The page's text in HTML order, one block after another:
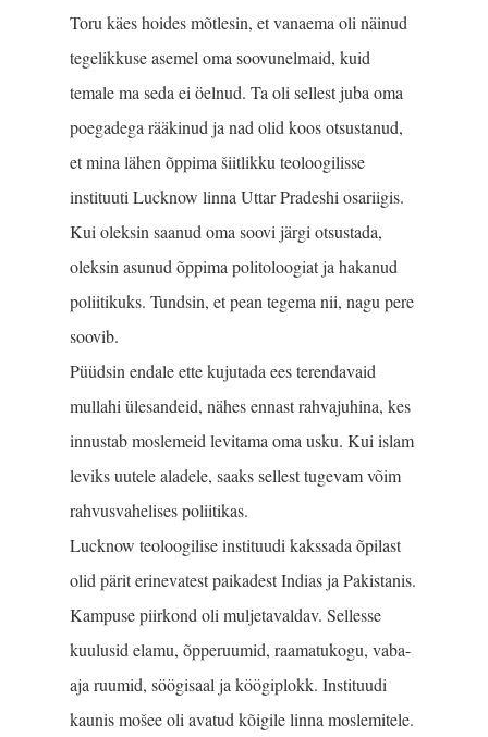
Toru käes hoides mõtlesin, et vanaema oli näinud
tegelikkuse asemel oma soovunelmaid, kuid
temale ma seda ei öelnud. Ta oli sellest juba oma
poegadega rääkinud ja nad olid koos otsustanud,
et mina lähen õppima šiitlikku teoloogilisse
instituuti Lucknow linna Uttar Pradeshi osariigis.
Kui oleksin saanud oma soovi järgi otsustada,
oleksin asunud õppima politoloogiat ja hakanud
poliitikuks. Tundsin, et pean tegema nii, nagu pere
soovib.
Püüdsin endale ette kujutada ees terendavaid
mullahi ülesandeid, nähes ennast rahvajuhina, kes
innustab moslemeid levitama oma usku. Kui islam
leviks uutele aladele, saaks sellest tugevam võim
rahvusvahelises poliitikas.
Lucknow teoloogilise insti­tuudi kakssada õpilast
olid pärit erinevatest paikadest Indias ja Pakistanis.
Kampuse piirkond oli muljetavaldav. Sellesse
kuulusid elamu, õpperuumid, raamatukogu, vaba-
aja ruumid, söögisaal ja köögiplokk. Instituudi
kaunis mošee oli avatud kõigile linna moslemitele.